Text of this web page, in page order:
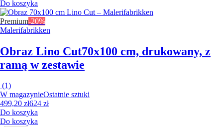
Do koszyka
Premium-20%
Malerifabrikken
Obraz Lino Cut70x100 cm, drukowany, z
ramą w zestawie
(1)
W magazynieOstatnie sztuki
499,20 zł624 zł
Do koszyka
Do koszyka